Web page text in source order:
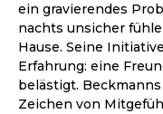
ein gravierendes
nachts unsicher
Hause. Seine
Erfahrung: eine
belästigt.
Zeichen von